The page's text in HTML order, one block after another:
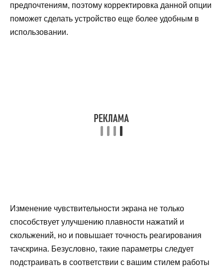
предпочтениям, поэтому корректировка данной опции
поможет сделать устройство еще более удобным в
использовании.
Изменение чувствительности экрана не только
способствует улучшению плавности нажатий и
скольжений, но и повышает точность реагирования
тачскрина. Безусловно, такие параметры следует
подстраивать в соответствии с вашим стилем работы